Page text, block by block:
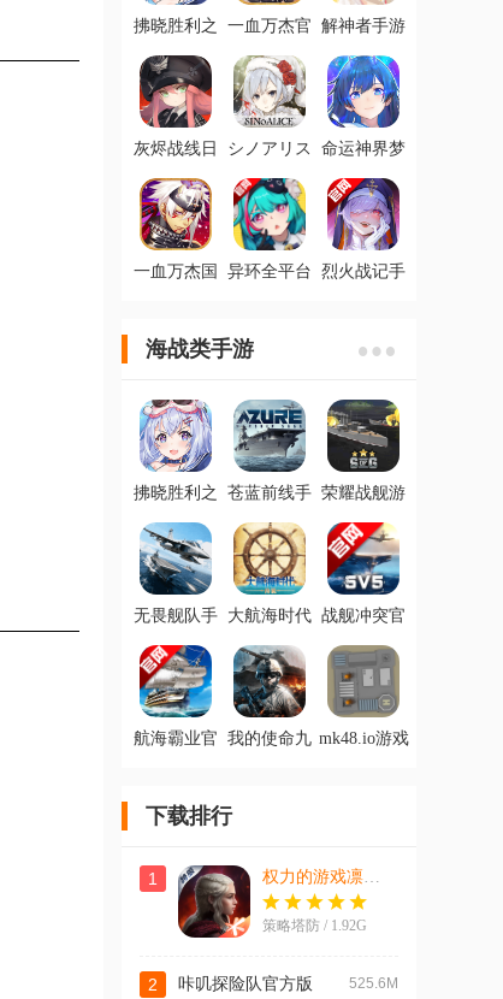
拂晓胜利之
一血万杰官 解神者手游
灰烬战线日
シノアリス
bilibili版
命运神界梦
一血万杰国
异环全平台 烈火战记手
海战类手游
拂晓胜利之
苍蓝前线手 荣耀战舰游
无畏舰队手 大航海时代
新版
战舰冲突官
航海霸业官 我的使命九 mk48.io游戏
下载排行
1 权力的游戏凛冬将至手游官方版
策略塔防 / 1.92G
2 咔叽探险队官方版 525.6M